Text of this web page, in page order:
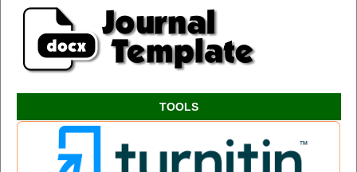
TOOLS